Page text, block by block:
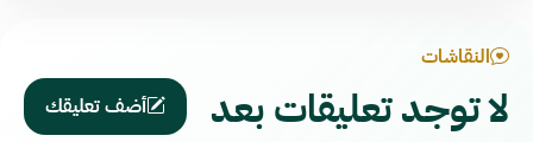
النقاشات
لا توجد تعليقات بعد أضف تعليقك